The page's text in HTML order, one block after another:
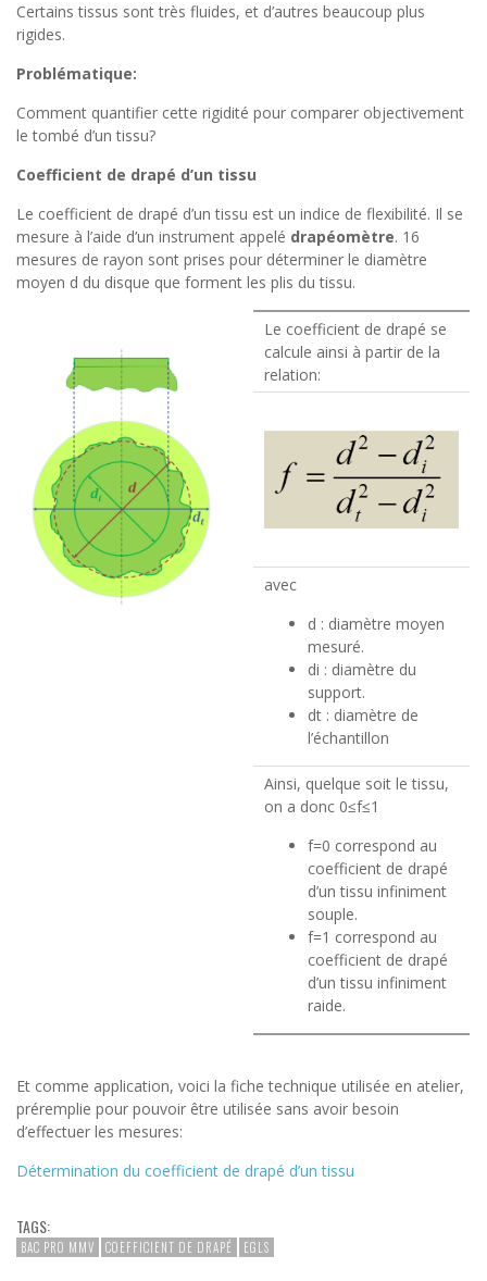
Certains tissus sont très fluides, et d’autres beaucoup plus
rigides.
Problématique:
Comment quantifier cette rigidité pour comparer objectivement
le tombé d’un tissu?
Coefficient de drapé d’un tissu
Le coefficient de drapé d’un tissu est un indice de flexibilité. Il se
mesure à l’aide d’un instrument appelé drapéomètre. 16
mesures de rayon sont prises pour déterminer le diamètre
moyen d du disque que forment les plis du tissu.
Le coefficient de drapé se
calcule ainsi à partir de la
relation:
avec
d : diamètre moyen
mesuré.
di : diamètre du
support.
dt : diamètre de
l’échantillon
Ainsi, quelque soit le tissu,
on a donc 0≤f≤1
f=0 correspond au
coefficient de drapé
d’un tissu infiniment
souple.
f=1 correspond au
coefficient de drapé
d’un tissu infiniment
raide.
Et comme application, voici la fiche technique utilisée en atelier,
préremplie pour pouvoir être utilisée sans avoir besoin
d’effectuer les mesures:
Détermination du coefficient de drapé d’un tissu
TAGS:
BAC PRO MMV COEFFICIENT DE DRAPÉ EGLS